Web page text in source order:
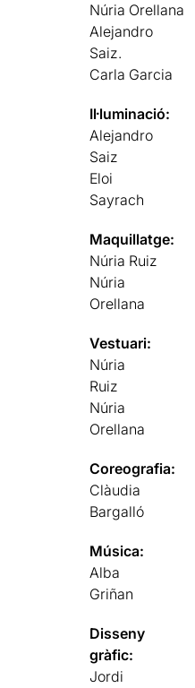
Núria Orellana
Alejandro
Saiz.
Carla Garcia
Il·luminació:
Alejandro
Saiz
Eloi
Sayrach
Maquillatge:
Núria Ruiz
Núria
Orellana
Vestuari:
Núria
Ruiz
Núria
Orellana
Coreografia:
Clàudia
Bargalló
Música:
Alba
Griñan
Disseny
gràfic:
Jordi